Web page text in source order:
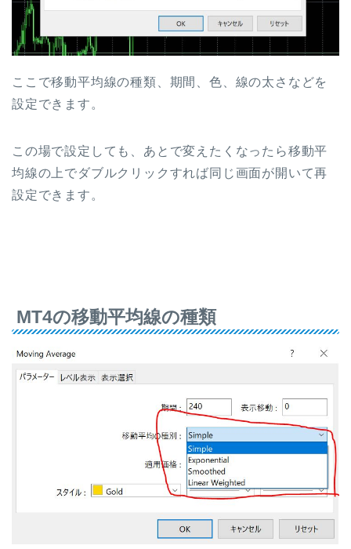
ここで移動平均線の種類、期間、色、線の太さなどを
設定できます。
この場で設定しても、あとで変えたくなったら移動平
均線の上でダブルクリックすれば同じ画面が開いて再
設定できます。
MT4の移動平均線の種類